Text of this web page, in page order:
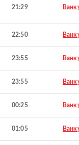
21:29
22:50
23:55
23:55
00:25
01:05